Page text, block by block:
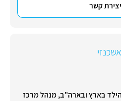
יצירת קשר
הילד בארץ ובארה"ב, מנהל מרכז